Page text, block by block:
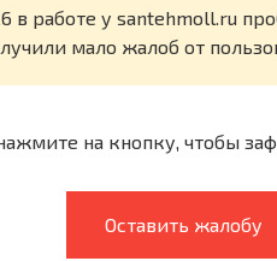
в работе у santehmoll.ru
мало жалоб от
на кнопку, чтобы
Оставить жалобу